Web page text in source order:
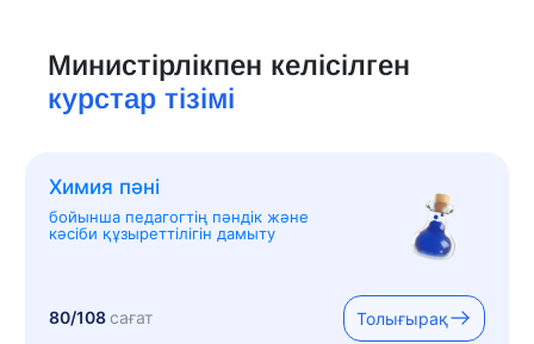
Министірлікпен келісілген
курстар тізімі
Химия пәні
бойынша педагогтің пәндік және
кәсіби құзыреттілігін дамыту
80/108сағат Толығырақ